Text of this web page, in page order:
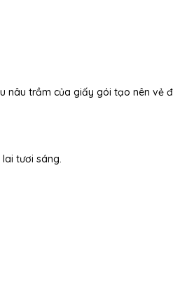
nâu trầm của giấy gói tạo nên vẻ
tươi sáng.